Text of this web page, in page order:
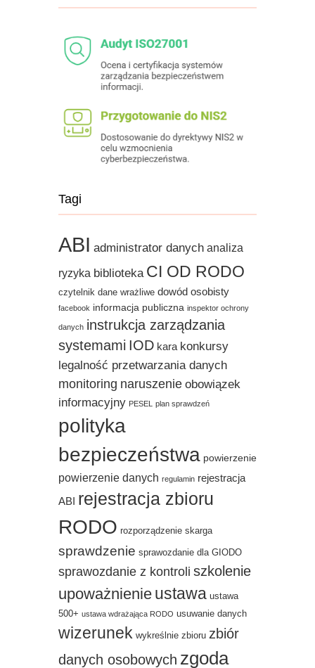
Tagi
ABI administrator danych analiza
ryzyka biblioteka CI OD RODO
czytelnik dane wrażliwe dowód osobisty
facebook informacja publiczna inspektor ochrony
danych instrukcja zarządzania
systemami IOD kara konkursy
legalność przetwarzania danych
monitoring naruszenie obowiązek
informacyjny PESEL plan sprawdzeń
polityka
bezpieczeństwa powierzenie
powierzenie danych regulamin rejestracja
ABI rejestracja zbioru
RODO rozporządzenie skarga
sprawdzenie sprawozdanie dla GIODO
sprawozdanie z kontroli szkolenie
upoważnienie ustawa ustawa
500+ ustawa wdrażająca RODO usuwanie danych
wizerunek wykreślnie zbioru zbiór
danych osobowych zgoda